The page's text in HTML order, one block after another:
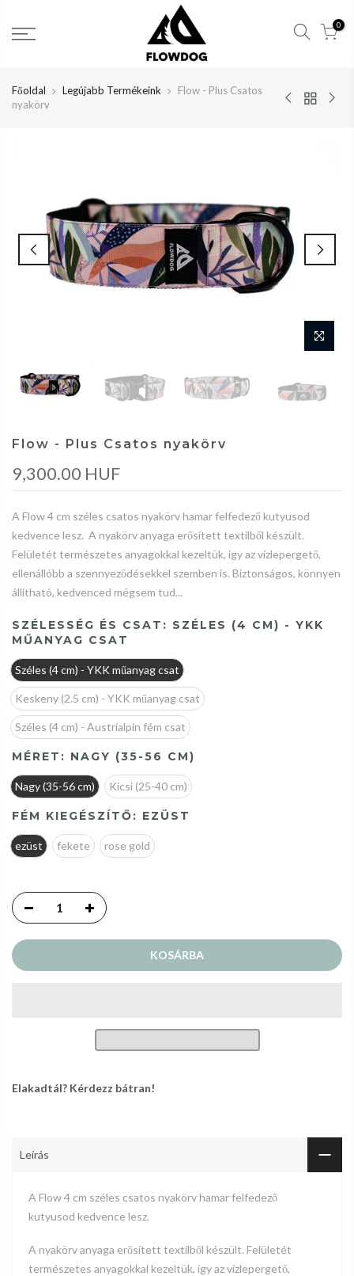
átlépése
0
Főoldal Legújabb Termékeink
Flow - Plus Csatos
nyakörv
Flow - Plus Csatos nyakörv
9,300.00 HUF
A Flow 4 cm széles csatos nyakörv hamar felfedező kutyusod
kedvence lesz. A nyakörv anyaga erősített textilből készült.
Felületét természetes anyagokkal kezeltük, így az vízlepergető,
ellenállóbb a szennyeződésekkel szemben is. Biztonságos, könnyen
állítható, kedvenced mégsem tud...
SZÉLESSÉG ÉS CSAT: SZÉLES (4 CM) - YKK
MŰANYAG CSAT
Széles (4 cm) - YKK műanyag csat
Keskeny (2.5 cm) - YKK műanyag csat
Széles (4 cm) - Austrialpin fém csat
MÉRET: NAGY (35-56 CM)
Nagy (35-56 cm) Kicsi (25-40 cm)
FÉM KIEGÉSZÍTŐ: EZÜST
ezüst fekete rose gold
KOSÁRBA
Elakadtál? Kérdezz bátran!
Leírás
A Flow4 cm széles csatos nyakörv hamar felfedező
kutyusod kedvence lesz.
A nyakörv anyaga erősített textilből készült. Felületét
természetes anyagokkal kezeltük, így az vízlepergető,